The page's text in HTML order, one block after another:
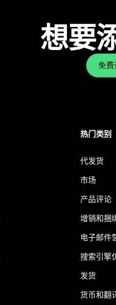
想要
免
热门类别
代发货
市场
产品评论
增销和捆
电子邮件
搜索引擎
发货
货币和翻